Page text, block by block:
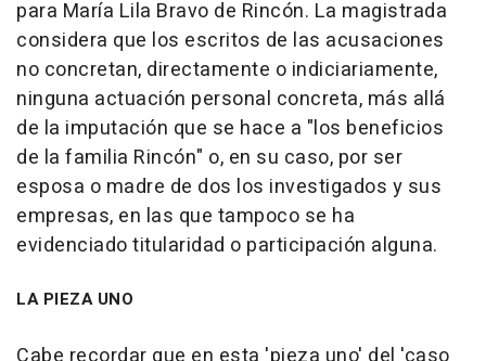
para María Lila Bravo de Rincón. La magistrada
considera que los escritos de las acusaciones
no concretan, directamente o indiciariamente,
ninguna actuación personal concreta, más allá
de la imputación que se hace a "los beneficios
de la familia Rincón" o, en su caso, por ser
esposa o madre de dos los investigados y sus
empresas, en las que tampoco se ha
evidenciado titularidad o participación alguna.
LA PIEZA UNO